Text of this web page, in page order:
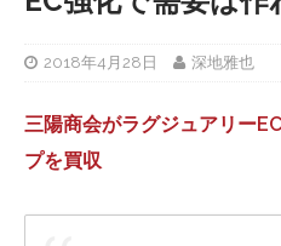
2018年4月28日 深地雅也
三陽商会がラグジュアリー
プを買収